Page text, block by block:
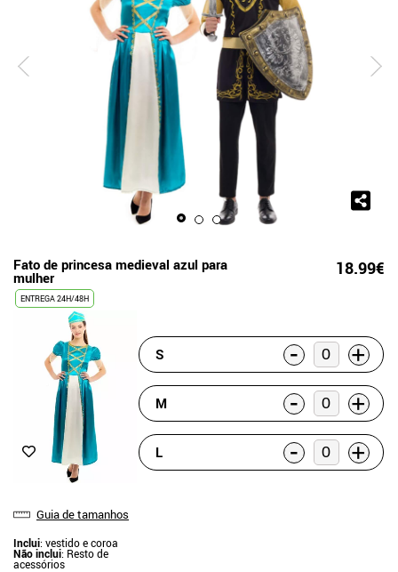
Fato de princesa medieval azul para
mulher 18.99€
ENTREGA 24H/48H
Guia de tamanhos
Inclui: vestido e coroa
Não inclui: Resto de
acessórios
S - +
M - +
L - +